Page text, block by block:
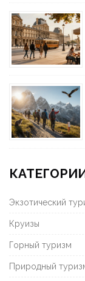
Экзотический
Круизы
Горный туризм
Природный